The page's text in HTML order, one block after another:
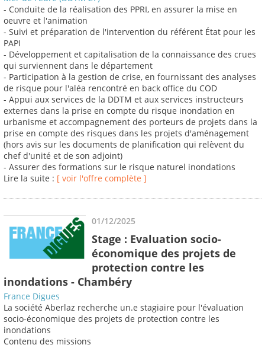
- Conduite de la réalisation des PPRI, en assurer la mise en
oeuvre et l'animation
- Suivi et préparation de l'intervention du référent État pour les
PAPI
- Développement et capitalisation de la connaissance des crues
qui surviennent dans le département
- Participation à la gestion de crise, en fournissant des analyses
de risque pour l'aléa rencontré en back office du COD
- Appui aux services de la DDTM et aux services instructeurs
externes dans la prise en compte du risque inondation en
urbanisme et accompagnement des porteurs de projets dans la
prise en compte des risques dans les projets d'aménagement
(hors avis sur les documents de planification qui relèvent du
chef d'unité et de son adjoint)
- Assurer des formations sur le risque naturel inondations
Lire la suite : [ voir l'offre complète ]
01/12/2025
Stage : Evaluation socio-
économique des projets de
protection contre les
inondations - Chambéry
France Digues
La société Aberlaz recherche un.e stagiaire pour l'évaluation
socio-économique des projets de protection contre les
inondations
Contenu des missions